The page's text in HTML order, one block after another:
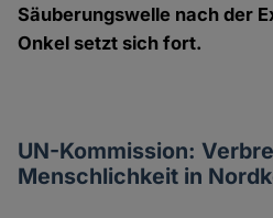
Säuberungswelle nach der
Onkel setzt sich fort.
UN-Kommission:
Menschlichkeit in